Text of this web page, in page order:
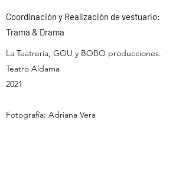
Coordinación y Realización de vestuario:
Trama & Drama
La Teatrería, GOU y BOBO producciones.
Teatro Aldama
2021
Fotografía: Adriana Vera